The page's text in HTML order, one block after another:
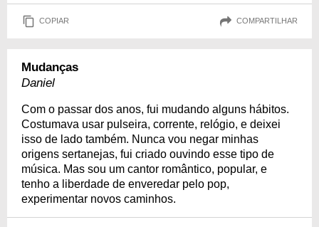
COPIAR COMPARTILHAR
Mudanças
Daniel
Com o passar dos anos, fui mudando alguns hábitos.
Costumava usar pulseira, corrente, relógio, e deixei
isso de lado também. Nunca vou negar minhas
origens sertanejas, fui criado ouvindo esse tipo de
música. Mas sou um cantor romântico, popular, e
tenho a liberdade de enveredar pelo pop,
experimentar novos caminhos.